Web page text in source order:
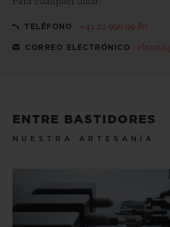
Para cualquier duda:
TELÉFONO +41 22 990 99 80
CORREO ELECTRÓNICO
ENTRE BASTIDORES
NUESTRA ARTESANÍA